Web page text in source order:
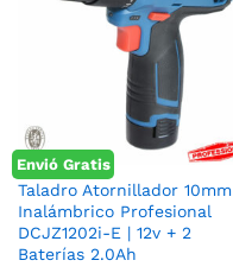
Envió Gratis
Taladro Atornillador 10mm
Inalámbrico Profesional
DCJZ1202i-E | 12v + 2
Baterías 2.0Ah